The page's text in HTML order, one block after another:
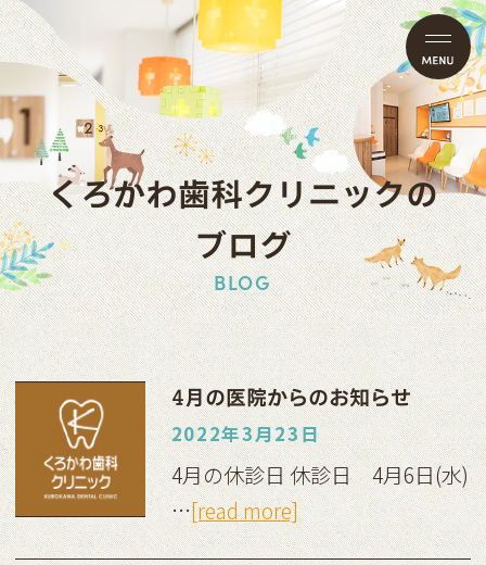
くろかわ歯科クリニックの
ブログ
BLOG
4月の医院からのお知らせ
2022年3月23日
4月の休診日 休診日 4月6日(水)
…[read more]